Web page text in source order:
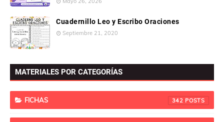
Cuadernillo Leo y Escribo Oraciones
Septiembre 21, 2020
MATERIALES POR CATEGORÍAS
FICHAS 342